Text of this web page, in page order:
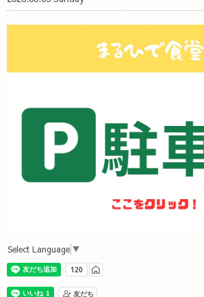
Select Language ▼